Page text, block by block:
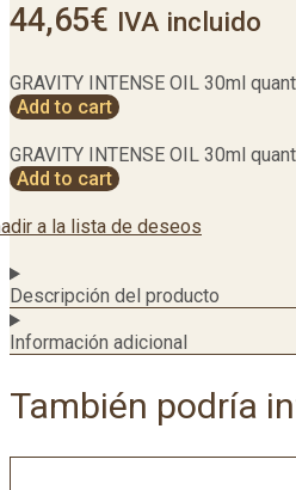
44,65€ IVA incluido
GRAVITY INTENSE OIL 30ml
Add to cart
GRAVITY INTENSE OIL 30ml
Add to cart
a la lista de deseos
Descripción del producto
Información adicional
También podría